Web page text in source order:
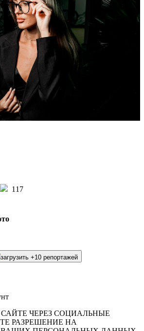
117
загрузить +10 репортажей
ЧЕРЕЗ СОЦИАЛЬНЫЕ
РАЗРЕШЕНИЕ НА